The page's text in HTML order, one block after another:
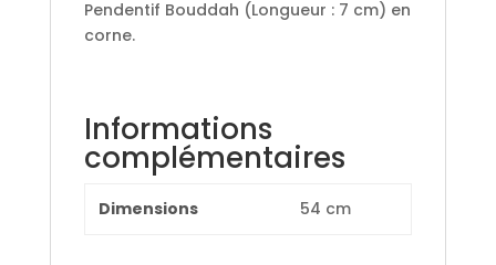
Pendentif Bouddah (Longueur : 7 cm) en
corne.
Informations
complémentaires
Dimensions 54 cm